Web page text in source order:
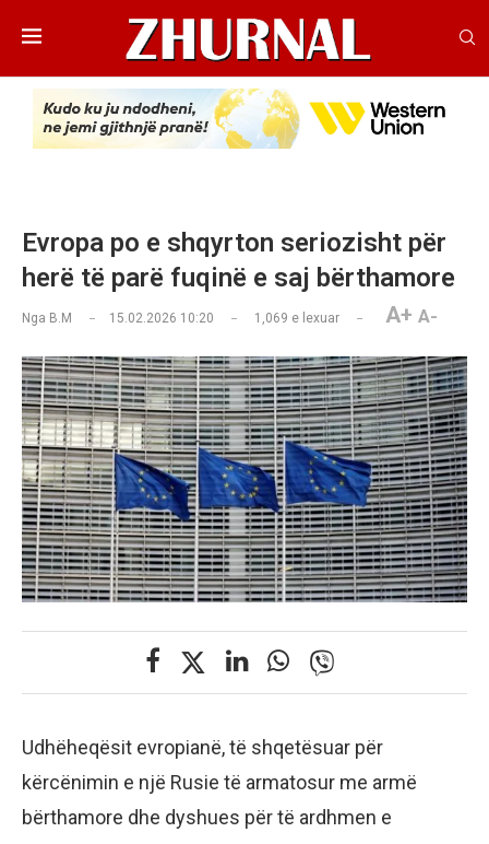
Evropa po e shqyrton seriozisht për
herë të parë fuqinë e saj bërthamore
Nga B.M 15.02.2026 10:20 1,069 e lexuar A+ A-
Udhëheqësit evropianë, të shqetësuar për
kërcënimin e një Rusie të armatosur me armë
bërthamore dhe dyshues për të ardhmen e